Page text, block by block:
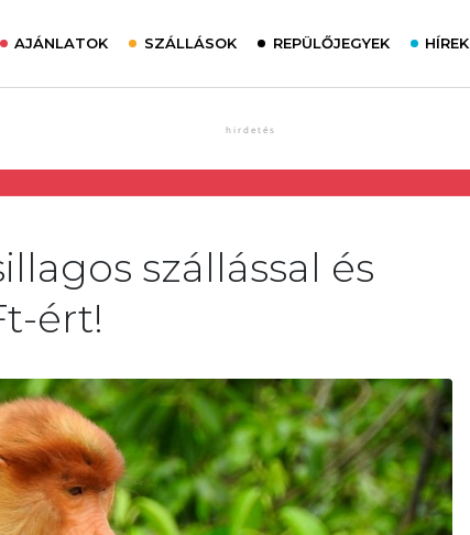
AJÁNLATOK SZÁLLÁSOK REPÜLŐJEGYEK HÍREK
szállással és
ért!